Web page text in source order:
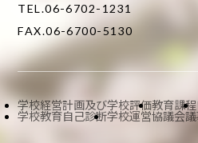
TEL.06-6702-1231
FAX.06-6700-5130
学校経営計画及び学校評価教育課程
学校教育自己診断学校運営協議会